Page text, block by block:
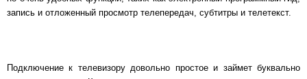
запись и отложенный просмотр телепередач, субтитры и телетекст.
Подключение к телевизору довольно простое и займет буквально